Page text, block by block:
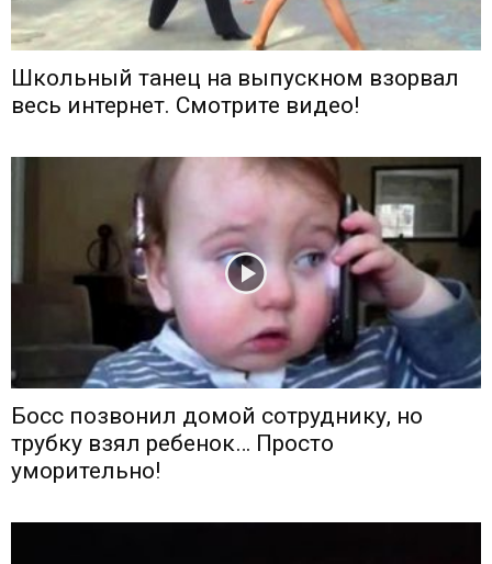
Школьный танец на выпускном взорвал
весь интернет. Смотрите видео!
Босс позвонил домой сотруднику, но
трубку взял ребенок… Просто
уморительно!